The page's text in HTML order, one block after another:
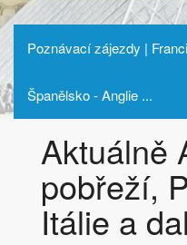
Poznávací zájezdy |
Španělsko - Anglie ...
Aktuálně
pobřeží,
Itálie a